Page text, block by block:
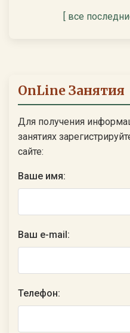
[ все
OnLine Занятия
Для получения
занятиях
сайте:
Ваше имя:
Ваш e-mail:
Телефон: